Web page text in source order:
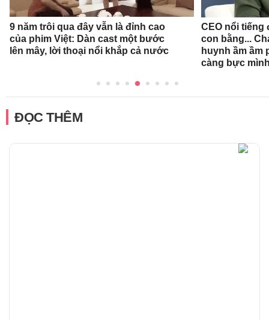
9 năm trôi qua đây vẫn là đỉnh cao
của phim Việt: Dàn cast một bước
lên mây, lời thoại nổi khắp cả nước
CEO nổi tiếng
con bằng...
huynh ầm ầm
càng bực
ĐỌC THÊM